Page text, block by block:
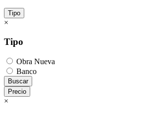
Tipo
×
Tipo
Obra Nueva
Banco
Buscar
Precio
×